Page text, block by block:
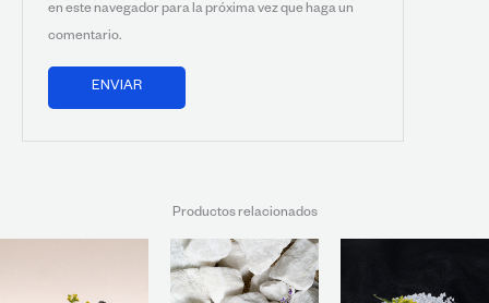
en este navegador para la próxima vez que haga un
comentario.
Productos relacionados